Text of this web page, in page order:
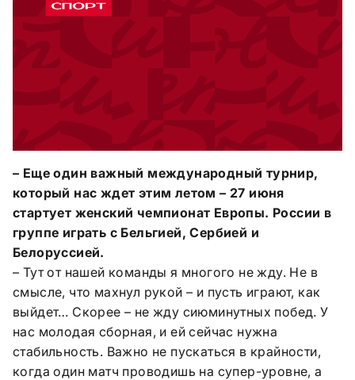
– Еще один важный международный турнир,
который нас ждет этим летом – 27 июня
стартует женский чемпионат Европы. России в
группе играть с Бельгией, Сербией и
Белоруссией.
– Тут от нашей команды я многого не жду. Не в
смысле, что махнул рукой – и пусть играют, как
выйдет… Скорее – не жду сиюминутных побед. У
нас молодая сборная, и ей сейчас нужна
стабильность. Важно не пускаться в крайности,
когда один матч проводишь на супер-уровне, а